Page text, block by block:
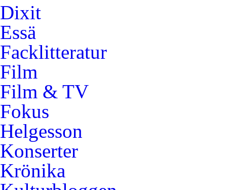
Dixit
Essä
Facklitteratur
Film
Film & TV
Fokus
Helgesson
Konserter
Krönika